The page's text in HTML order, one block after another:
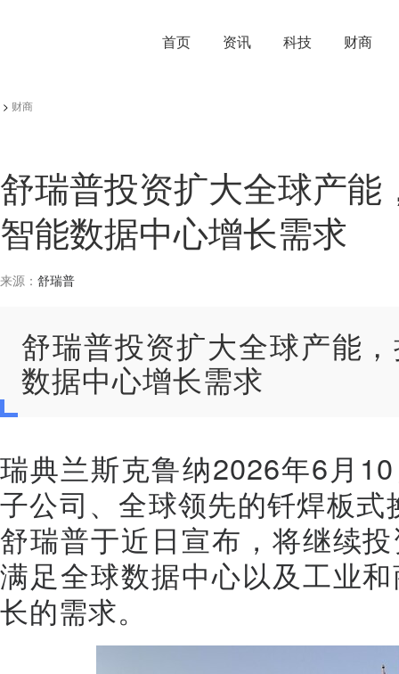
首页 资讯 科技 财商
> 财商
舒瑞普投资扩大全球产
智能数据中心增长需求
来源： 舒瑞普
舒瑞普投资扩大全球产能
数据中心增长需求
瑞典兰斯克鲁纳2026年6月
子公司、全球领先的钎焊板
舒瑞普于近日宣布，将继续
满足全球数据中心以及工业
长的需求。